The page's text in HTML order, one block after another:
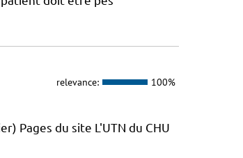
relevance: 100%
Pages du site L'UTN du CHU